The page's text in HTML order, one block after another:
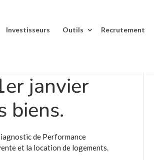
Investisseurs Outils Recrutement
janvier
biens.
de Performance
et la location de logements.